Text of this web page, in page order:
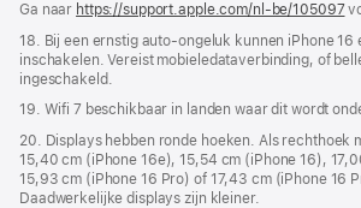
Ga naar https://support.apple.com/nl-be/105097
18. Bij een ernstig auto-ongeluk kunnen iPhone 16
inschakelen. Vereist mobiele­data­­verbinding, of
ingeschakeld.
19. Wifi 7 beschikbaar in landen waar dit wordt
20. Displays hebben ronde hoeken. Als rechthoek
15,40 cm (iPhone 16e), 15,54 cm (iPhone 16),
15,93 cm (iPhone 16 Pro) of 17,43 cm (iPhone 16
Daadwerkelijke displays zijn kleiner.